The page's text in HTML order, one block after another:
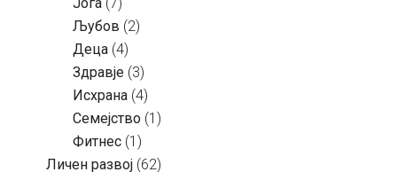
Љубов (2)
Деца (4)
Здравје (3)
Исхрана (4)
Семејство (1)
Фитнес (1)
Личен развој (62)